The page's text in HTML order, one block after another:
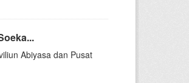
Abiyasa dan Pusat